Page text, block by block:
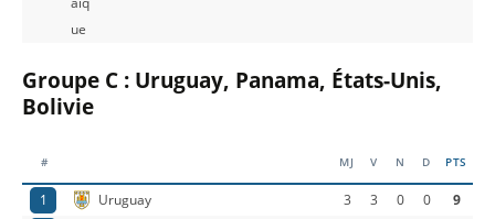
Groupe C : Uruguay, Panama, États-Unis,
Bolivie
# MJ V N D PTS
1 Uruguay 3 3 0 0
9